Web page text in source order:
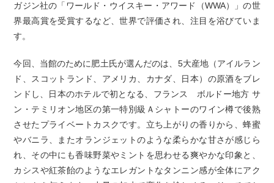
ガジン社の「ワールド・ウイスキー・アワード（WWA）」の世
界最高賞を受賞するなど、世界で評価され、注目を浴びていま
す。
今回、当館のために肥土氏が選んだのは、5大産地（アイルラン
ド、スコットランド、アメリカ、カナダ、日本）の原酒をブレ
ンドし、日本のホテルで初となる、フランス ボルドー地方 サ
ン・テミリオン地区の第一特別級Ａシャトーのワイン樽で後熟
させたプライベートカスクです。立ち上がりの香りから、蜂蜜
やバニラ、またオランジェットのような柔らかな甘さが感じら
れ、その中にも香味野菜やミントを思わせる爽やかな印象と、
カシスや紅茶飴のようなエレガントなタンニン感が全体にアク